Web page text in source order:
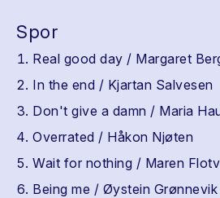
Spor
Real good day / Margaret
In the end / Kjartan Salvesen
Don't give a damn / Maria
Overrated / Håkon Njøten
Wait for nothing / Maren
Being me / Øystein Grønnevik